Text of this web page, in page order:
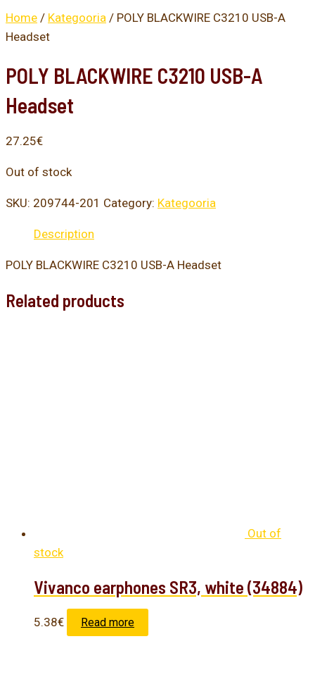
Home / Kategooria / POLY BLACKWIRE C3210 USB-A
Headset
POLY BLACKWIRE C3210 USB-A
Headset
27.25€
Out of stock
SKU: 209744-201 Category: Kategooria
Description
POLY BLACKWIRE C3210 USB-A Headset
Related products
Out of
stock
Vivanco earphones SR3, white (34884)
5.38€ Read more